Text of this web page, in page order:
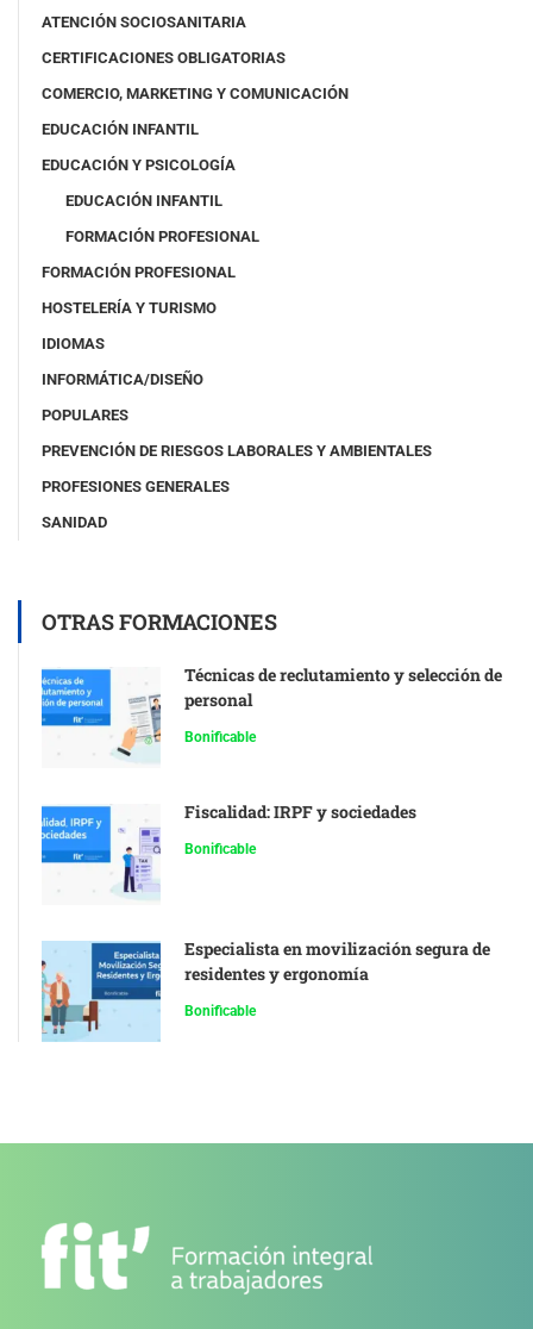
ATENCIÓN SOCIOSANITARIA
CERTIFICACIONES OBLIGATORIAS
COMERCIO, MARKETING Y COMUNICACIÓN
EDUCACIÓN INFANTIL
EDUCACIÓN Y PSICOLOGÍA
EDUCACIÓN INFANTIL
FORMACIÓN PROFESIONAL
FORMACIÓN PROFESIONAL
HOSTELERÍA Y TURISMO
IDIOMAS
INFORMÁTICA/DISEÑO
POPULARES
PREVENCIÓN DE RIESGOS LABORALES Y AMBIENTALES
PROFESIONES GENERALES
SANIDAD
OTRAS FORMACIONES
Técnicas de reclutamiento y selección de
personal
Bonificable
Fiscalidad: IRPF y sociedades
Bonificable
Especialista en movilización segura de
residentes y ergonomía
Bonificable